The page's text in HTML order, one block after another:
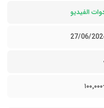
الفيديو
27/06/